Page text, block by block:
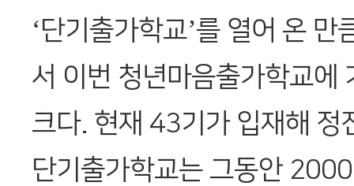
‘단기출가학교’를 열어 온 만
서 이번 청년마음출가학교에
크다. 현재 43기가 입재해 정
단기출가학교는 그동안